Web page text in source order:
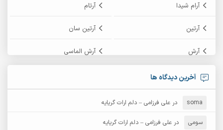
آرام شیدا آرتام
آرتین آرتین سان
آرش آرش الماسی
آرش امامی
آرش عثمان
آخرین دیدگاه ها
soma در علی فرزامی – دلم ارات گریایه
سومی در علی فرزامی – دلم ارات گریایه